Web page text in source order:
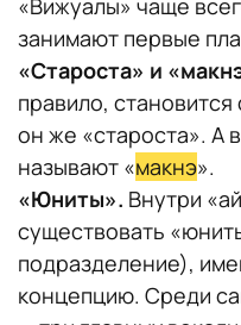
занимают первые
«Староста» и
правило,
он же «староста». А
называют «макнэ».
«Юниты». Внутри
существовать
подразделение),
концепцию. Среди